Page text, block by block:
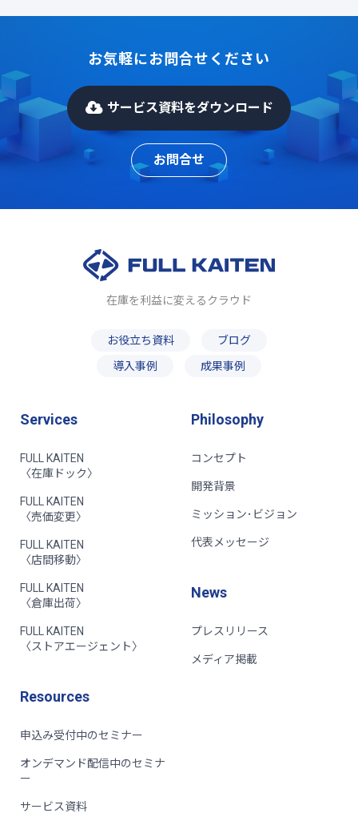
お気軽にお問合せください
サービス資料をダウンロード
お問合せ
在庫を利益に変えるクラウド
お役立ち資料
ブログ
導入事例
成果事例
Services
FULL KAITEN
〈在庫ドック〉
FULL KAITEN
〈売価変更〉
FULL KAITEN
〈店間移動〉
FULL KAITEN
〈倉庫出荷〉
FULL KAITEN
〈ストアエージェント〉
Philosophy
コンセプト
開発背景
ミッション･ビジョン
代表メッセージ
News
プレスリリース
メディア掲載
Resources
申込み受付中のセミナー
オンデマンド配信中のセミナ
ー
サービス資料